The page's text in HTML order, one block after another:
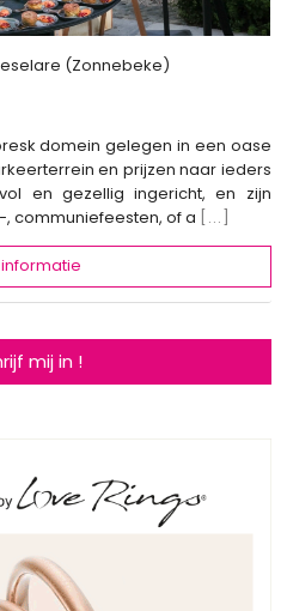
(Zonnebeke)
domein gelegen in een oase
en prijzen naar ieders
en gezellig ingericht, en zijn
communiefeesten, of a [...]
mij in !